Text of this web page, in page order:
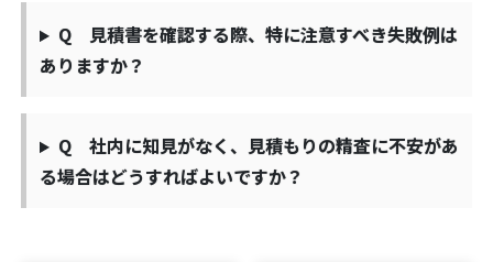
Q 見積書を確認する際、特に注意すべき失敗例は
ありますか？
Q 社内に知見がなく、見積もりの精査に不安があ
る場合はどうすればよいですか？